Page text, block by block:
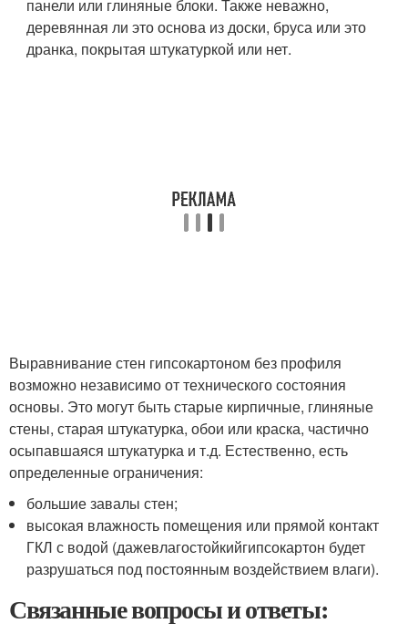
панели или глиняные блоки. Также неважно,
деревянная ли это основа из доски, бруса или это
дранка, покрытая штукатуркой или нет.
Выравнивание стен гипсокартоном без профиля
возможно независимо от технического состояния
основы. Это могут быть старые кирпичные, глиняные
стены, старая штукатурка, обои или краска, частично
осыпавшаяся штукатурка и т.д. Естественно, есть
определенные ограничения:
большие завалы стен;
высокая влажность помещения или прямой контакт
ГКЛ с водой (дажевлагостойкийгипсокартон будет
разрушаться под постоянным воздействием влаги).
Связанные вопросы и ответы: